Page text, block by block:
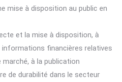
mise à disposition au public en
et la mise à disposition, à
informations financières relatives
à la publication
de durabilité dans le secteur